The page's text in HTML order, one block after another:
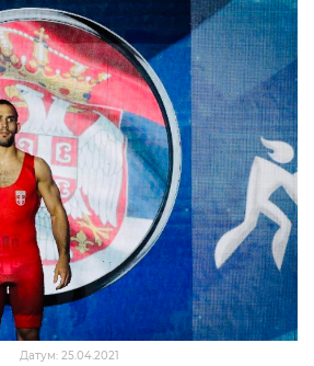
Датум: 25.04.2021